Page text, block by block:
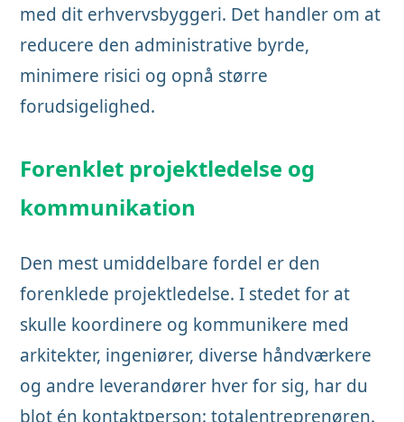
med dit erhvervsbyggeri. Det handler om at
reducere den administrative byrde,
minimere risici og opnå større
forudsigelighed.
Forenklet projektledelse og
kommunikation
Den mest umiddelbare fordel er den
forenklede projektledelse. I stedet for at
skulle koordinere og kommunikere med
arkitekter, ingeniører, diverse håndværkere
og andre leverandører hver for sig, har du
blot én kontaktperson: totalentreprenøren.